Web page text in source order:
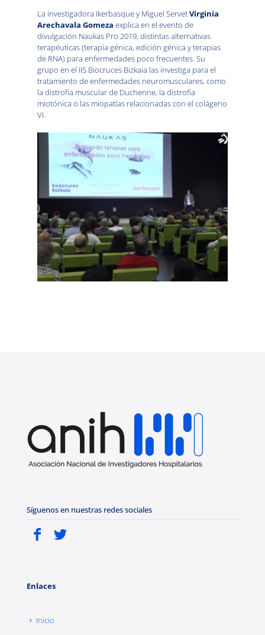
La investigadora Ikerbasque y Miguel ServetVirginia
Arechavala Gomeza explica en el evento de
divulgación Naukas Pro 2019, distintas alternativas
terapéuticas (terapia génica, edición génica y terapias
de RNA) para enfermedades poco frecuentes. Su
grupo en el IIS Biocruces Bizkaia las investiga para el
tratamiento de enfermedades neuromusculares, como
la distrofia muscular de Duchenne, la distrofia
miotónica o las miopatías relacionadas con el colágeno
VI.
Síguenos en nuestras redes sociales
Enlaces
Inicio